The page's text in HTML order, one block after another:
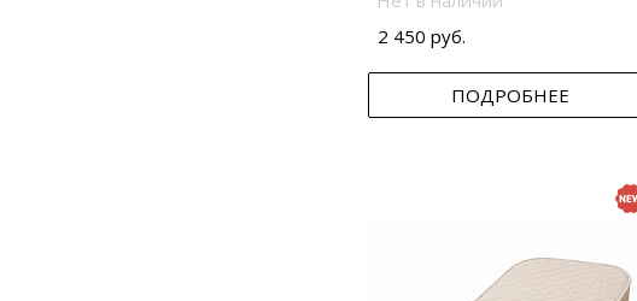
2 450 руб.
ПОДРОБНЕЕ